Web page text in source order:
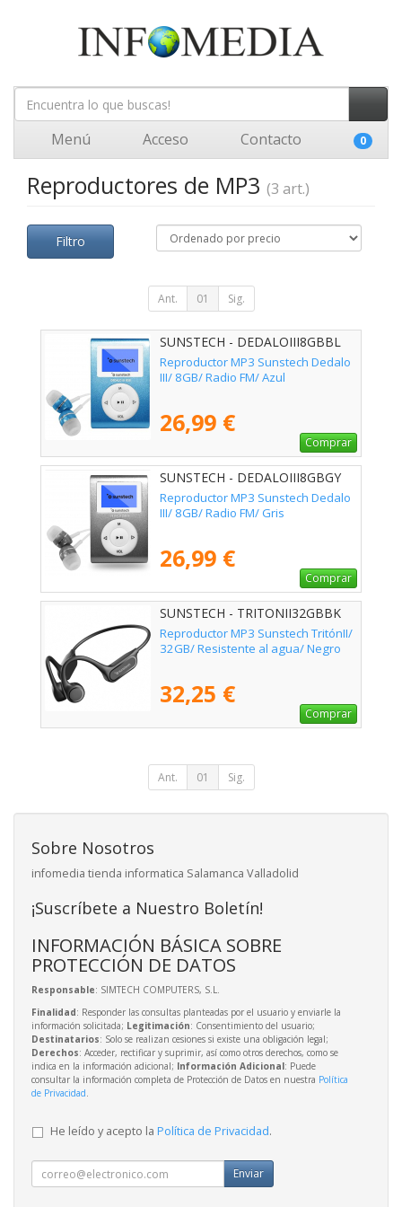
Menú Acceso Contacto 0
Reproductores de MP3 (3 art.)
Filtro
Ant. 01 Sig.
SUNSTECH - DEDALOIII8GBBL
Reproductor MP3 Sunstech Dedalo
III/ 8GB/ Radio FM/ Azul
26,99 €
Comprar
SUNSTECH - DEDALOIII8GBGY
Reproductor MP3 Sunstech Dedalo
III/ 8GB/ Radio FM/ Gris
26,99 €
Comprar
SUNSTECH - TRITONII32GBBK
Reproductor MP3 Sunstech TritónII/
32GB/ Resistente al agua/ Negro
32,25 €
Comprar
Ant. 01 Sig.
Sobre Nosotros
infomedia tienda informatica Salamanca Valladolid
¡Suscríbete a Nuestro Boletín!
INFORMACIÓN BÁSICA SOBRE
PROTECCIÓN DE DATOS
Responsable: SIMTECH COMPUTERS, S.L.
Finalidad: Responder las consultas planteadas por el usuario y enviarle la
información solicitada; Legitimación: Consentimiento del usuario;
Destinatarios: Solo se realizan cesiones si existe una obligación legal;
Derechos: Acceder, rectificar y suprimir, así como otros derechos, como se
indica en la información adicional; Información Adicional: Puede
consultar la información completa de Protección de Datos en nuestra Política
de Privacidad.
He leído y acepto la Política de Privacidad.
Enviar